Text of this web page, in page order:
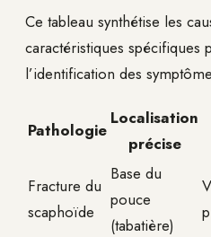
Ce tableau synthétise les
caractéristiques spécifiques
l’identification des
Pathologie
Localisation
précise
Fracture du
scaphoïde
Base du
pouce
(tabatière)